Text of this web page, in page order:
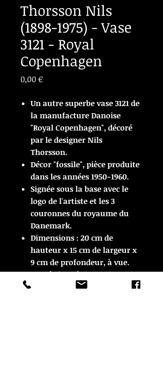
Thorsson Nils
(1898-1975) - Vase
3121 - Royal
Copenhagen
0,00 €Prix
Un autre superbe vase 3121 de
la manufacture Danoise
"Royal Copenhagen", décoré
par le designer Nils
Thorsson.
Décor "fossile", pièce produite
dans les années 1950-1960.
Signée sous la base avec le
logo de l'artiste et les 3
couronnes du royaume du
Danemark.
Dimensions : 20 cm de
hauteur x 15 cm de largeur x
9 cm de profondeur, à vue.
En très bon état.